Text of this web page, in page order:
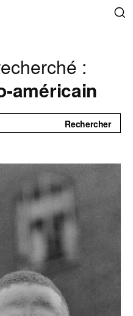
:
américain
Rechercher